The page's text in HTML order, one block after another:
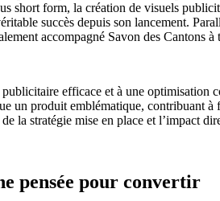
short form, la création de visuels
succès depuis son lancement.
accompagné Savon des Cantons
efficace et à une optimisation
un produit emblématique, contribuant
la stratégie mise en place et l’impact
pensée pour convertir